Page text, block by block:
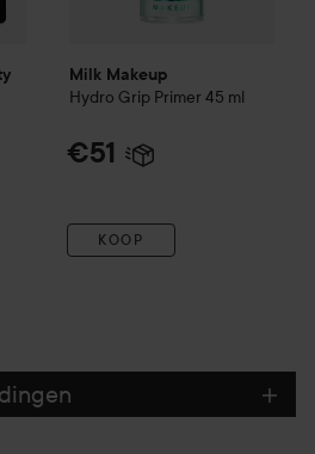
Milk Makeup
Hydro Grip Primer 45 ml
€51
KOOP